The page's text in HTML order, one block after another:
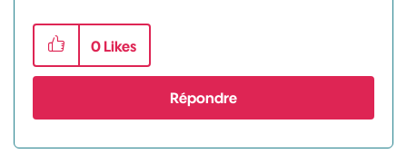
0 Likes
Répondre